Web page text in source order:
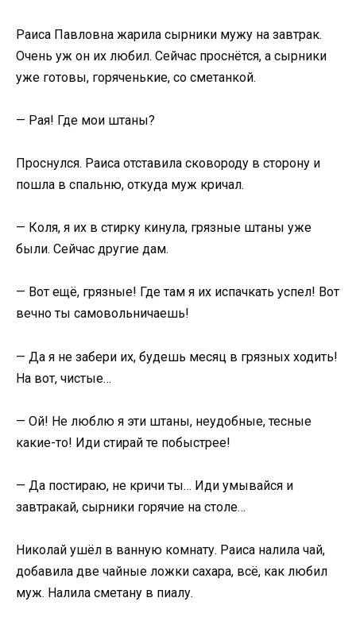
Раиса Павловна жарила сырники мужу на завтрак.
Очень уж он их любил. Сейчас проснётся, а сырники
уже готовы, горяченькие, со сметанкой.
— Рая! Где мои штаны?
Проснулся. Раиса отставила сковороду в сторону и
пошла в спальню, откуда муж кричал.
— Коля, я их в стирку кинула, грязные штаны уже
были. Сейчас другие дам.
— Вот ещё, грязные! Где там я их испачкать успел! Вот
вечно ты самовольничаешь!
— Да я не забери их, будешь месяц в грязных ходить!
На вот, чистые…
— Ой! Не люблю я эти штаны, неудобные, тесные
какие-то! Иди стирай те побыстрее!
— Да постираю, не кричи ты… Иди умывайся и
завтракай, сырники горячие на столе…
Николай ушёл в ванную комнату. Раиса налила чай,
добавила две чайные ложки сахара, всё, как любил
муж. Налила сметану в пиалу.